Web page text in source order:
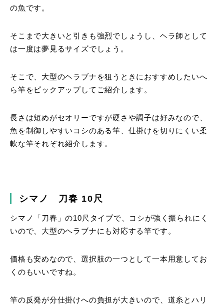
の魚です。
そこまで大きいと引きも強烈でしょうし、ヘラ師として
は一度は夢見るサイズでしょう。
そこで、大型のヘラブナを狙うときにおすすめしたいへ
ら竿をピックアップしてご紹介します。
長さは短めがセオリーですが硬さや調子は好みなので、
魚を制御しやすいコシのある竿、仕掛けを切りにくい柔
軟な竿それぞれ紹介します。
シマノ 刀春 10尺
シマノ「刀春」の10尺タイプで、コシが強く振られにく
いので、大型のヘラブナにも対応する竿です。
価格も安めなので、選択肢の一つとして一本用意してお
くのもいいですね。
竿の反発が分仕掛けへの負担が大きいので、道糸とハリ